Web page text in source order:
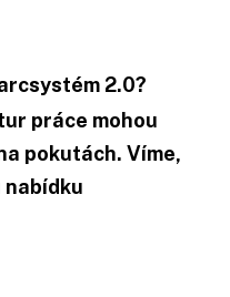
2.0?
práce mohou
pokutách. Víme,